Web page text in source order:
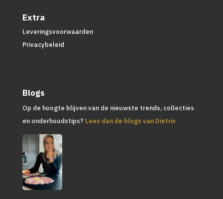
Extra
Leveringsvoorwaarden
Privacybeleid
Blogs
Op de hoogte blijven van de nieuwste trends, collecties
en onderhoudstips? Lees dan de blogs van Dietrix